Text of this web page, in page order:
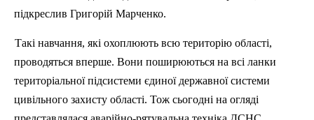
підкреслив Григорій Марченко.
Такі навчання, які охоплюють всю територію області,
проводяться вперше. Вони поширюються на всі ланки
територіальної підсистеми єдиної державної системи
цивільного захисту області. Тож сьогодні на огляді